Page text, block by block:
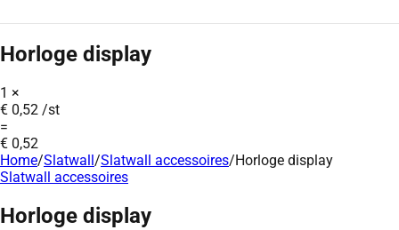
Horloge display
1 ×
€ 0,52 /st
=
€ 0,52
Home/Slatwall/Slatwall accessoires/Horloge display
Slatwall accessoires
Horloge display